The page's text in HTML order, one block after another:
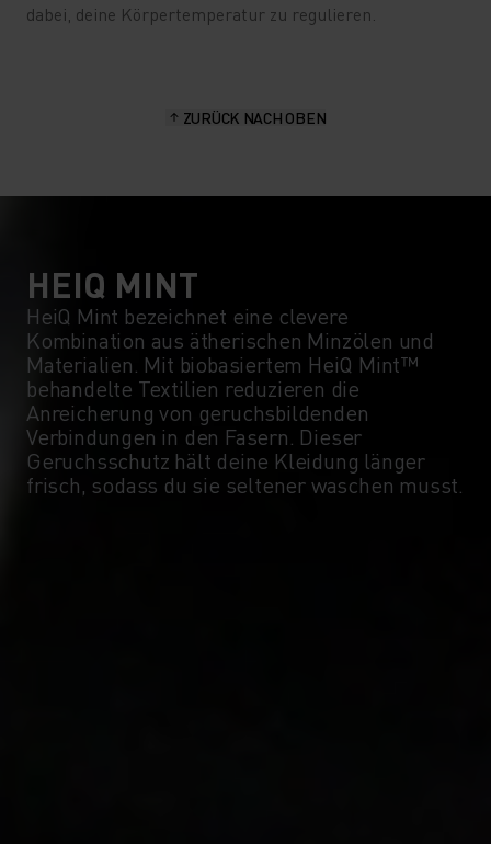
dabei, deine Körpertemperatur zu regulieren.
ZURÜCK NACH OBEN
HEIQ MINT
HeiQ Mint bezeichnet eine clevere
Kombination aus ätherischen Minzölen und
Materialien. Mit biobasiertem HeiQ Mint™
behandelte Textilien reduzieren die
Anreicherung von geruchsbildenden
Verbindungen in den Fasern. Dieser
Geruchsschutz hält deine Kleidung länger
frisch, sodass du sie seltener waschen musst.